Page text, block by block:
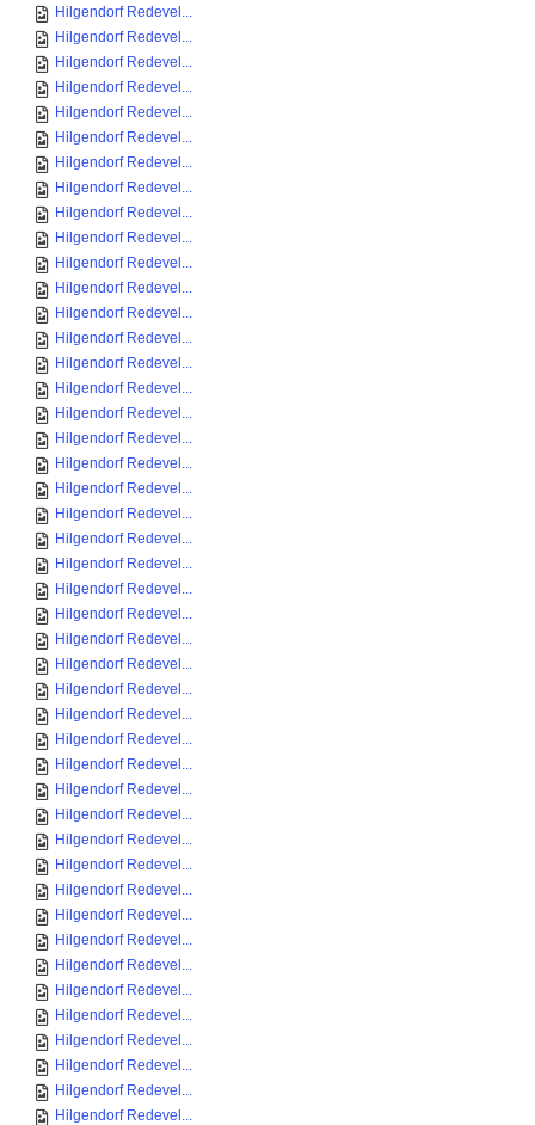
Hilgendorf Redevel...
Hilgendorf Redevel...
Hilgendorf Redevel...
Hilgendorf Redevel...
Hilgendorf Redevel...
Hilgendorf Redevel...
Hilgendorf Redevel...
Hilgendorf Redevel...
Hilgendorf Redevel...
Hilgendorf Redevel...
Hilgendorf Redevel...
Hilgendorf Redevel...
Hilgendorf Redevel...
Hilgendorf Redevel...
Hilgendorf Redevel...
Hilgendorf Redevel...
Hilgendorf Redevel...
Hilgendorf Redevel...
Hilgendorf Redevel...
Hilgendorf Redevel...
Hilgendorf Redevel...
Hilgendorf Redevel...
Hilgendorf Redevel...
Hilgendorf Redevel...
Hilgendorf Redevel...
Hilgendorf Redevel...
Hilgendorf Redevel...
Hilgendorf Redevel...
Hilgendorf Redevel...
Hilgendorf Redevel...
Hilgendorf Redevel...
Hilgendorf Redevel...
Hilgendorf Redevel...
Hilgendorf Redevel...
Hilgendorf Redevel...
Hilgendorf Redevel...
Hilgendorf Redevel...
Hilgendorf Redevel...
Hilgendorf Redevel...
Hilgendorf Redevel...
Hilgendorf Redevel...
Hilgendorf Redevel...
Hilgendorf Redevel...
Hilgendorf Redevel...
Hilgendorf Redevel...